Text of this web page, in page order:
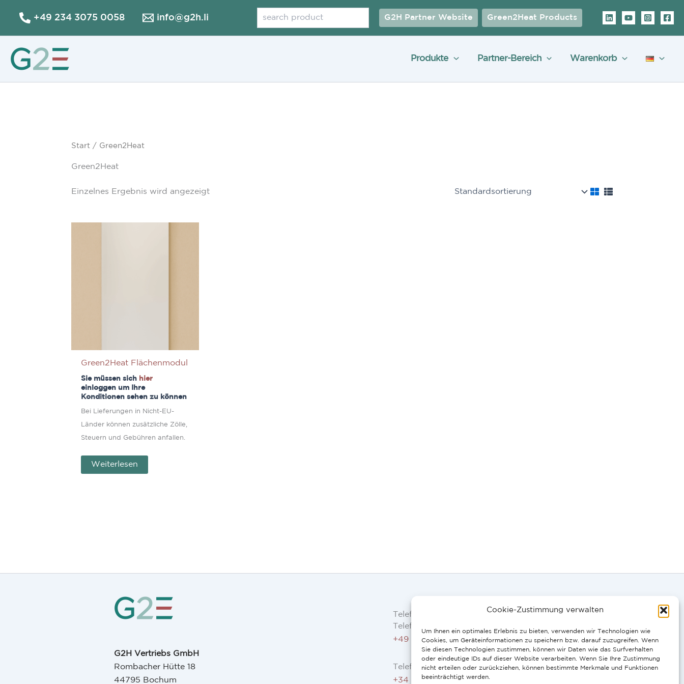
Cookie-Zustimmung verwalten
Um Ihnen ein optimales Erlebnis zu bieten, verwenden wir Technologien wie
Cookies, um Geräteinformationen zu speichern bzw. darauf zuzugreifen. Wenn
Sie diesen Technologien zustimmen, können wir Daten wie das Surfverhalten
oder eindeutige IDs auf dieser Website verarbeiten. Wenn Sie Ihre Zustimmung
nicht erteilen oder zurückziehen, können bestimmte Merkmale und Funktionen
beeinträchtigt werden.
Inhalt
+49 234 3075 0058 info@g2h.li G2H Partner Website Green2Heat Products
Produkte Partner-Bereich Warenkorb
Start / Green2Heat
Green2Heat
Einzelnes Ergebnis wird angezeigt
Green2Heat Flächenmodul
Sie müssen sich hier
einloggen um Ihre
Konditionen sehen zu können
Bei Lieferungen in Nicht-EU-
Länder können zusätzliche Zölle,
Steuern und Gebühren anfallen.
Weiterlesen
G2H Vertriebs GmbH
Rombacher Hütte 18
44795 Bochum
Telefon
Telefon AT, DE:
+49 234 3075 0058
Telefon ES, FR, IT, PT:
+34 91 946 44 10